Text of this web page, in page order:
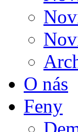
O nás
Feny